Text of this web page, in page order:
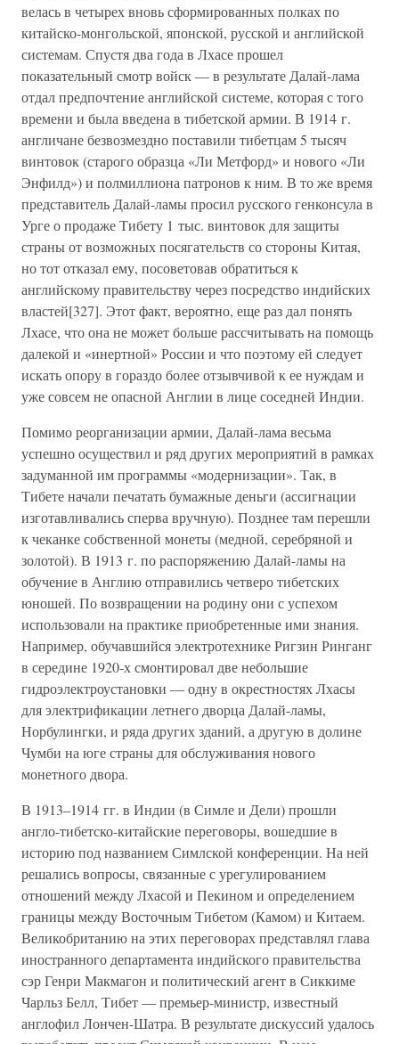
велась в четырех вновь сформированных полках по
китайско-монгольской, японской, русской и английской
системам. Спустя два года в Лхасе прошел
показательный смотр войск — в результате Далай-лама
отдал предпочтение английской системе, которая с того
времени и была введена в тибетской армии. В 1914 г.
англичане безвозмездно поставили тибетцам 5 тысяч
винтовок (старого образца «Ли Метфорд» и нового «Ли
Энфилд») и полмиллиона патронов к ним. В то же время
представитель Далай-ламы просил русского генконсула в
Урге о продаже Тибету 1 тыс. винтовок для защиты
страны от возможных посягательств со стороны Китая,
но тот отказал ему, посоветовав обратиться к
английскому правительству через посредство индийских
властей[327]. Этот факт, вероятно, еще раз дал понять
Лхасе, что она не может больше рассчитывать на помощь
далекой и «инертной» России и что поэтому ей следует
искать опору в гораздо более отзывчивой к ее нуждам и
уже совсем не опасной Англии в лице соседней Индии.
Помимо реорганизации армии, Далай-лама весьма
успешно осуществил и ряд других мероприятий в рамках
задуманной им программы «модернизации». Так, в
Тибете начали печатать бумажные деньги (ассигнации
изготавливались сперва вручную). Позднее там перешли
к чеканке собственной монеты (медной, серебряной и
золотой). В 1913 г. по распоряжению Далай-ламы на
обучение в Англию отправились четверо тибетских
юношей. По возвращении на родину они с успехом
использовали на практике приобретенные ими знания.
Например, обучавшийся электротехнике Ригзин Ринганг
в середине 1920-х смонтировал две небольшие
гидроэлектроустановки — одну в окрестностях Лхасы
для электрификации летнего дворца Далай-ламы,
Норбулингки, и ряда других зданий, а другую в долине
Чумби на юге страны для обслуживания нового
монетного двора.
В 1913–1914 гг. в Индии (в Симле и Дели) прошли
англо-тибетско-китайские переговоры, вошедшие в
историю под названием Симлской конференции. На ней
решались вопросы, связанные с урегулированием
отношений между Лхасой и Пекином и определением
границы между Восточным Тибетом (Камом) и Китаем.
Великобританию на этих переговорах представлял глава
иностранного департамента индийского правительства
сэр Генри Макмагон и политический агент в Сиккиме
Чарльз Белл, Тибет — премьер-министр, известный
англофил Лончен-Шатра. В результате дискуссий удалось